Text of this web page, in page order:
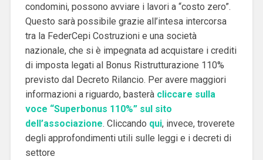
condomini, possono avviare i lavori a “costo zero”.
Questo sarà possibile grazie all’intesa intercorsa
tra la FederCepi Costruzioni e una società
nazionale, che si è impegnata ad acquistare i crediti
di imposta legati al Bonus Ristrutturazione 110%
previsto dal Decreto Rilancio. Per avere maggiori
informazioni a riguardo, basterà cliccare sulla
voce “Superbonus 110%” sul sito
dell’associazione. Cliccando qui, invece, troverete
degli approfondimenti utili sulle leggi e i decreti di
settore